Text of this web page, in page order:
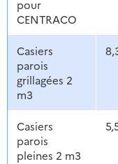
pour
CENTRACO
Casiers
parois
grillagées 2
m3
Casiers
parois
pleines 2 m3